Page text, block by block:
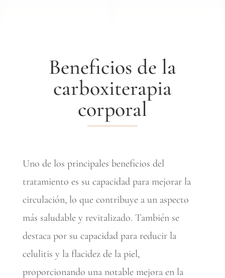
Beneficios de la
carboxiterapia
corporal
Uno de los principales beneficios del
tratamiento es su capacidad para mejorar la
circulación, lo que contribuye a un aspecto
más saludable y revitalizado. También se
destaca por su capacidad para reducir la
celulitis y la flacidez de la piel,
proporcionando una notable mejora en la